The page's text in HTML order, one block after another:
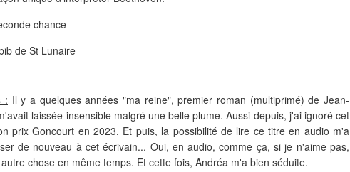
chance
de St Lunaire
: Il y a quelques années "ma reine", premier roman (multiprimé) de Jean-
laissée insensible malgré une belle plume. Aussi depuis, j'ai ignoré cet
prix Goncourt en 2023. Et puis, la possibilité de lire ce titre en audio m'a
de nouveau à cet écrivain... Oui, en audio, comme ça, si je n'aime pas,
chose en même temps. Et cette fois, Andréa m'a bien séduite.